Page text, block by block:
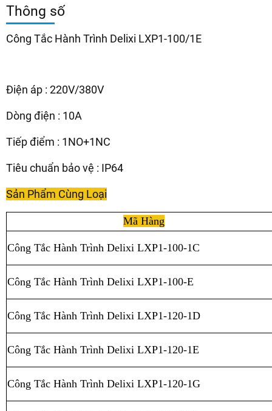
Thông số
Công Tắc Hành Trình Delixi LXP1-100/1E
Điện áp : 220V/380V
Dòng điện : 10A
Tiếp điểm : 1NO+1NC
Tiêu chuẩn bảo vệ : IP64
Sản Phẩm Cùng Loại
Mã Hàng
Công Tắc Hành Trình Delixi LXP1-100-1C
Công Tắc Hành Trình Delixi LXP1-100-E
Công Tắc Hành Trình Delixi LXP1-120-1D
Công Tắc Hành Trình Delixi LXP1-120-1E
Công Tắc Hành Trình Delixi LXP1-120-1G